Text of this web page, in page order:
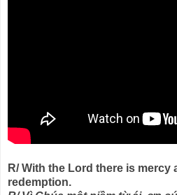
R/ With the Lord there is mercy
redemption.